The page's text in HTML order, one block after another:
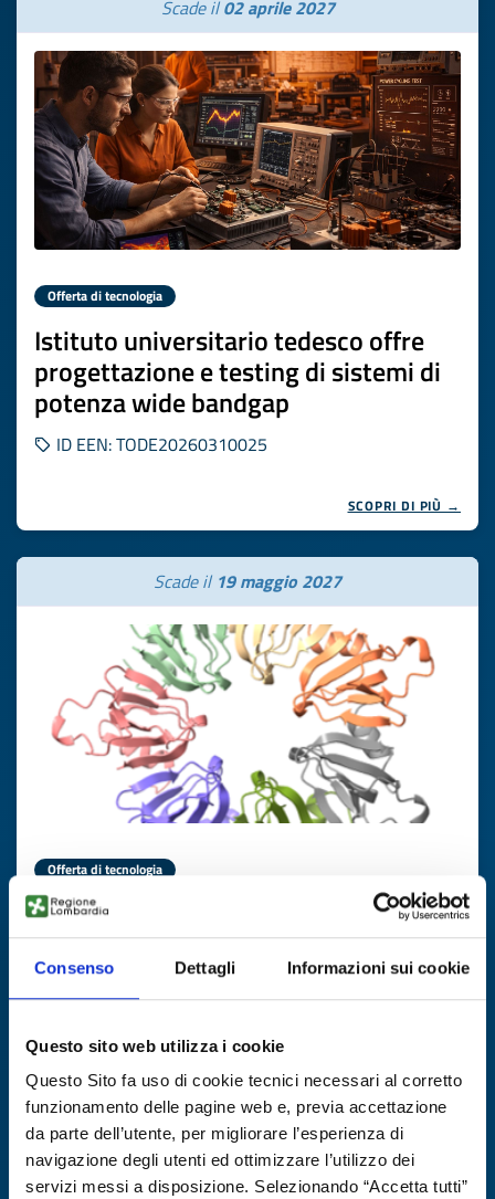
Consenso Dettagli Informazioni sui cookie
Questo sito web utilizza i cookie
Questo Sito fa uso di cookie tecnici necessari al corretto
funzionamento delle pagine web e, previa accettazione
da parte dell’utente, per migliorare l’esperienza di
navigazione degli utenti ed ottimizzare l’utilizzo dei
servizi messi a disposizione. Selezionando “Accetta tutti”
Scade il02 aprile 2027
Offerta di tecnologia
Istituto universitario tedesco offre
progettazione e testing di sistemi di
potenza wide bandgap
ID EEN: TODE20260310025
SCOPRI DI PIÙ →
Scade il 19 maggio 2027
Offerta di tecnologia
Know-how in biotecnologia da
microrganismi estremofili per
applicazioni industriali
SCOPRI DI PIÙ →
Scade il19 marzo 2027